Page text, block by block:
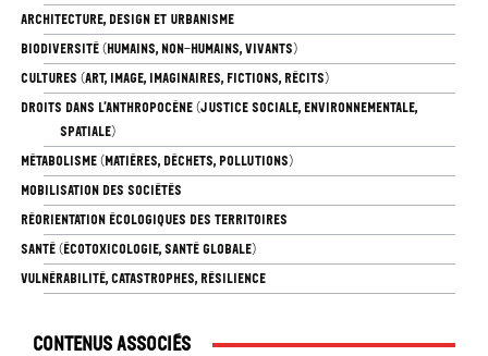
ARCHITECTURE, DESIGN ET URBANISME
BIODIVERSITÉ (HUMAINS, NON-HUMAINS, VIVANTS)
CULTURES (ART, IMAGE, IMAGINAIRES, FICTIONS, RÉCITS)
DROITS DANS L’ANTHROPOCÈNE (JUSTICE SOCIALE, ENVIRONNEMENTALE,
SPATIALE)
MÉTABOLISME (MATIÈRES, DÉCHETS, POLLUTIONS)
MOBILISATION DES SOCIÉTÉS
RÉORIENTATION ÉCOLOGIQUES DES TERRITOIRES
SANTÉ (ÉCOTOXICOLOGIE, SANTÉ GLOBALE)
VULNÉRABILITÉ, CATASTROPHES, RÉSILIENCE
Contenus associés